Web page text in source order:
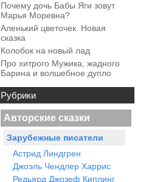
Почему дочь Бабы Яги зовут
Марья Моревна?
Аленький цветочек. Новая
сказка
Колобок на новый лад
Про хитрого Мужика, жадного
Барина и волшебное дупло
Рубрики
Авторские сказки
Зарубежные писатели
Астрид Линдгрен
Джоэль Чендлер Харрис
Редьярд Джозеф Киплинг